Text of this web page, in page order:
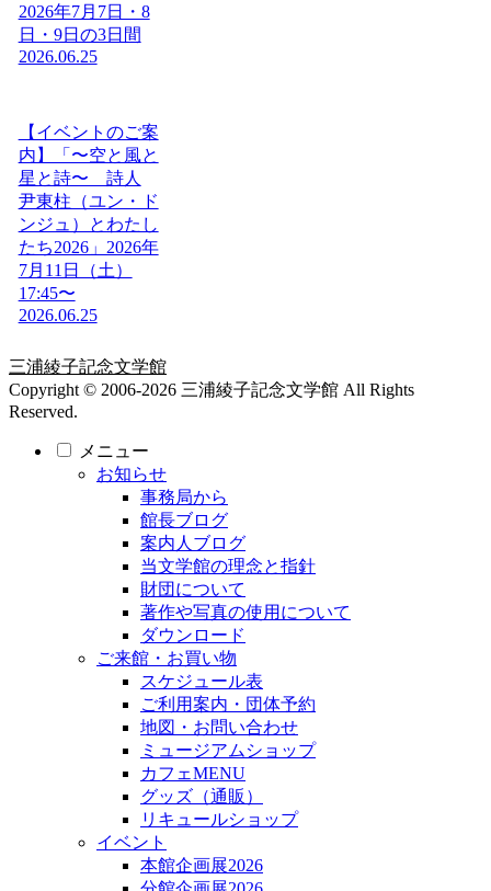
2026年7月7日・8
日・9日の3日間
2026.06.25
【イベントのご案
内】「〜空と風と
星と詩〜 詩人
尹東柱（ユン・ド
ンジュ）とわたし
たち2026」2026年
7月11日（土）
17:45〜
2026.06.25
三浦綾子記念文学館
Copyright © 2006-2026 三浦綾子記念文学館 All Rights
Reserved.
メニュー
お知らせ
事務局から
館長ブログ
案内人ブログ
当文学館の理念と指針
財団について
著作や写真の使用について
ダウンロード
ご来館・お買い物
スケジュール表
ご利用案内・団体予約
地図・お問い合わせ
ミュージアムショップ
カフェMENU
グッズ（通販）
リキュールショップ
イベント
本館企画展2026